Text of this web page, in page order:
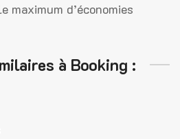
maximum d’économies
à Booking :